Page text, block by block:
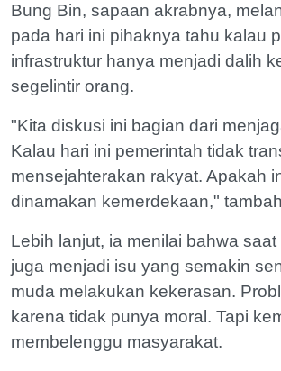
Bung Bin, sapaan akrabnya,
pada hari ini pihaknya tahu kalau
infrastruktur hanya menjadi dalih
segelintir orang.
"Kita diskusi ini bagian dari
Kalau hari ini pemerintah tidak
mensejahterakan rakyat. Apakah
dinamakan kemerdekaan,"
Lebih lanjut, ia menilai bahwa
juga menjadi isu yang semakin
muda melakukan kekerasan.
karena tidak punya moral. Tapi
membelenggu masyarakat.